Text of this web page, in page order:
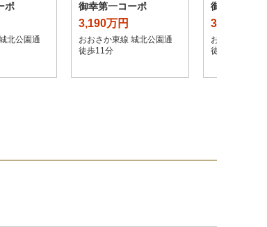
ポ
北公園通
御幸第一コーポ
3,190万円
おおさか東線 城北公園通
徒歩11分
御幸第一コ
3,190万円
おおさか東線
徒歩13分